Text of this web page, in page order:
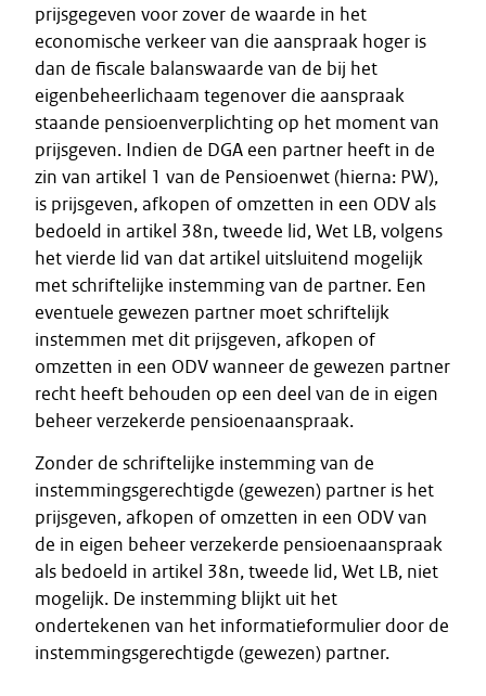
prijsgegeven voor zover de waarde in het
economische verkeer van die aanspraak hoger is
dan de fiscale balanswaarde van de bij het
eigenbeheerlichaam tegenover die aanspraak
staande pensioenverplichting op het moment van
prijsgeven. Indien de DGA een partner heeft in de
zin van artikel 1 van de Pensioenwet (hierna: PW),
is prijsgeven, afkopen of omzetten in een ODV als
bedoeld in artikel 38n, tweede lid, Wet LB, volgens
het vierde lid van dat artikel uitsluitend mogelijk
met schriftelijke instemming van de partner. Een
eventuele gewezen partner moet schriftelijk
instemmen met dit prijsgeven, afkopen of
omzetten in een ODV wanneer de gewezen partner
recht heeft behouden op een deel van de in eigen
beheer verzekerde pensioenaanspraak.
Zonder de schriftelijke instemming van de
instemmingsgerechtigde (gewezen) partner is het
prijsgeven, afkopen of omzetten in een ODV van
de in eigen beheer verzekerde pensioenaanspraak
als bedoeld in artikel 38n, tweede lid, Wet LB, niet
mogelijk. De instemming blijkt uit het
ondertekenen van het informatieformulier door de
instemmingsgerechtigde (gewezen) partner.